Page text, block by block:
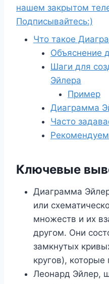
нашем закрытом
Подписывайтесь:)
Что такое
Объяснение
Шаги для
Эйлера
Пример
Диаграмма
Часто
Ключевые
Диаграмма
или
множеств и их
другом. Они
замкнутых
кругов),
Леонард Эйлер,